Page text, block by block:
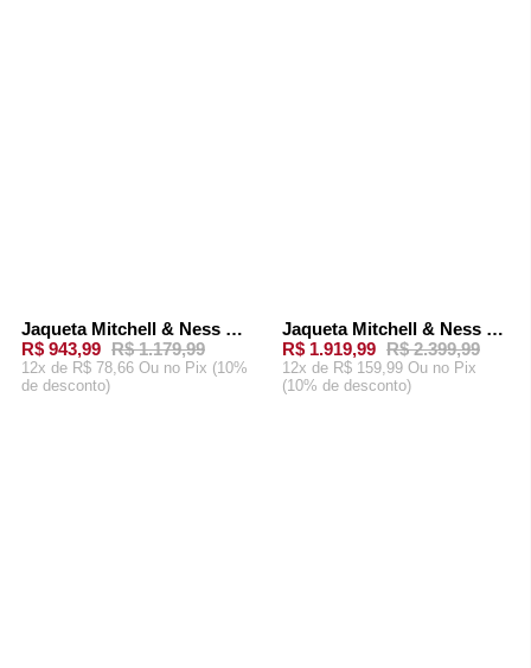
-20%
Jaqueta Mitchell & Ness Home Team Lightweight Windbreaker Golden State Warriors Preta e Azul
R$ 943,99 R$ 1.179,99
12x de R$ 78,66 Ou no Pix (10%
de desconto)
-20%
Jaqueta Mitchell & Ness NFL Dallas Cowboys Satin Preta
R$ 1.919,99 R$ 2.399,99
12x de R$ 159,99 Ou no Pix
(10% de desconto)